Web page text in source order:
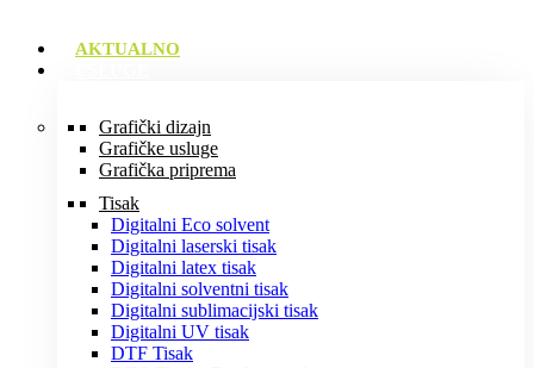
AKTUALNO
Grafički dizajn
Grafičke usluge
Grafička priprema
Tisak
Digitalni Eco solvent
Digitalni laserski tisak
Digitalni latex tisak
Digitalni solventni tisak
Digitalni sublimacijski tisak
Digitalni UV tisak
DTF Tisak